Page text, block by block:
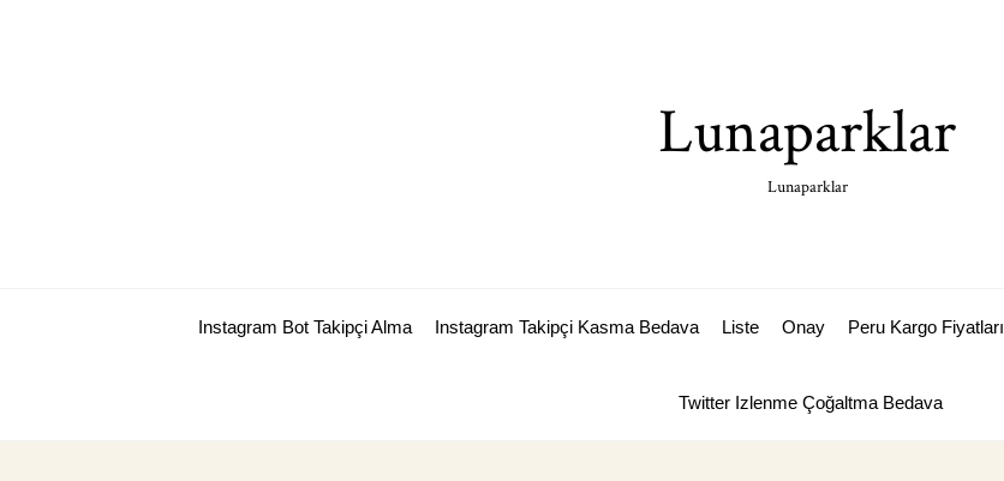
Lunaparklar
Lunaparklar
Instagram Bot Takipçi Alma Instagram Takipçi Kasma Bedava Liste Onay Peru Kargo Fiyatları
Twitter Izlenme Çoğaltma Bedava